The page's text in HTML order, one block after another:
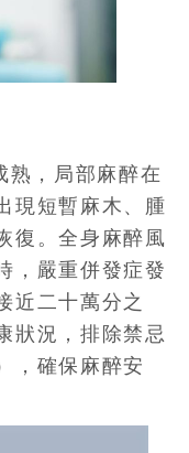
熟，局部麻醉在
現短暫麻木、腫
復。全身麻醉風
，嚴重併發症發
近二十萬分之
狀況，排除禁忌
，確保麻醉安